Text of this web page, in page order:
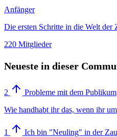
Anfänger
Die ersten Schritte in die Welt der
220 Mitglieder
Neueste in dieser
2
Probleme mit dem Publikum
Wie handhabt ihr das, wenn ihr
1
Ich bin "Neuling" in der